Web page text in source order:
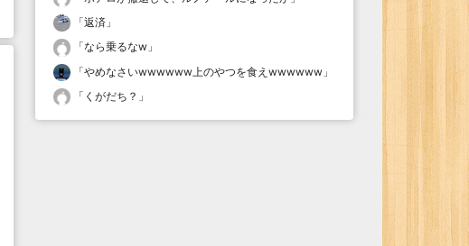
「返済 」
「なら乗るなw 」
「やめなさいwwwwww上のやつを食えwwwwww 」
「 くがだち？ 」